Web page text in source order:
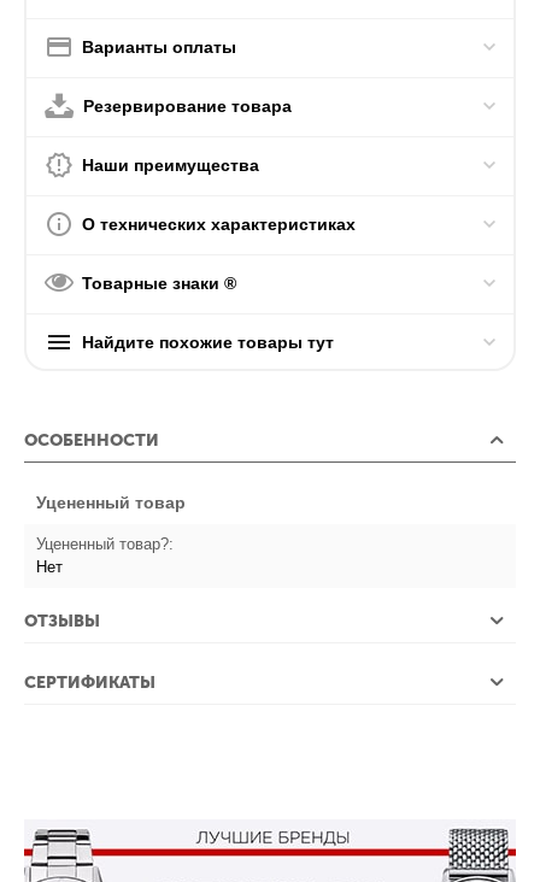
Варианты оплаты
Резервирование товара
Наши преимущества
О технических характеристиках
Товарные знаки ®
Найдите похожие товары тут
ОСОБЕННОСТИ
Уцененный товар
Уцененный товар?:
Нет
ОТЗЫВЫ
СЕРТИФИКАТЫ